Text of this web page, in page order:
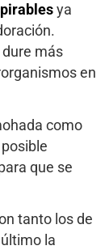
ya
más
en
como
que se
tanto los de
la